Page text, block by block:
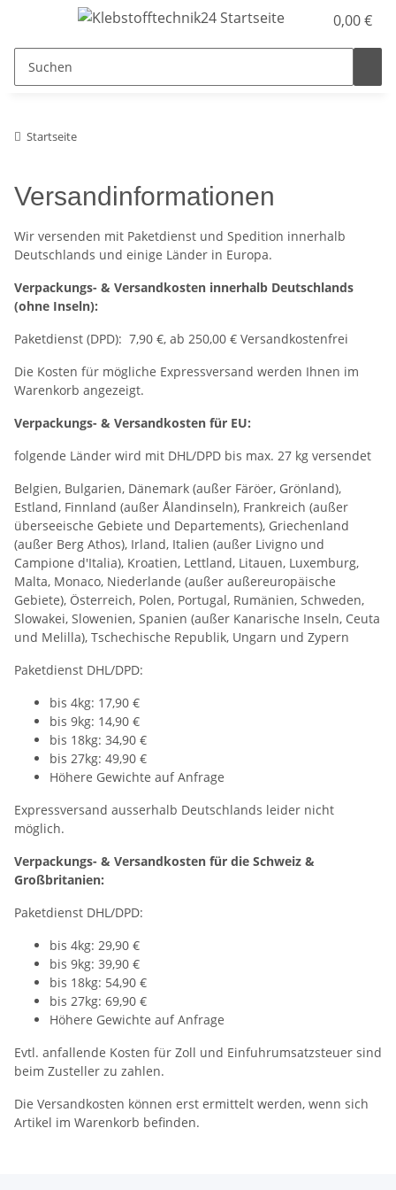
0,00 €
Startseite
Versandinformationen
Wir versenden mit Paketdienst und Spedition innerhalb
Deutschlands und einige Länder in Europa.
Verpackungs- & Versandkosten innerhalb Deutschlands
(ohne Inseln):
Paketdienst (DPD): 7,90 €, ab 250,00 € Versandkostenfrei
Die Kosten für mögliche Expressversand werden Ihnen im
Warenkorb angezeigt.
Verpackungs- & Versandkosten für EU:
folgende Länder wird mit DHL/DPD bis max. 27 kg versendet
Belgien, Bulgarien, Dänemark (außer Färöer, Grönland),
Estland, Finnland (außer Ålandinseln), Frankreich (außer
überseeische Gebiete und Departements), Griechenland
(außer Berg Athos), Irland, Italien (außer Livigno und
Campione d'Italia), Kroatien, Lettland, Litauen, Luxemburg,
Malta, Monaco, Niederlande (außer außereuropäische
Gebiete), Österreich, Polen, Portugal, Rumänien, Schweden,
Slowakei, Slowenien, Spanien (außer Kanarische Inseln, Ceuta
und Melilla), Tschechische Republik, Ungarn und Zypern
Paketdienst DHL/DPD:
bis 4kg: 17,90 €
bis 9kg: 14,90 €
bis 18kg: 34,90 €
bis 27kg: 49,90 €
Höhere Gewichte auf Anfrage
Expressversand ausserhalb Deutschlands leider nicht
möglich.
Verpackungs- & Versandkosten für die Schweiz &
Großbritanien:
Paketdienst DHL/DPD:
bis 4kg: 29,90 €
bis 9kg: 39,90 €
bis 18kg: 54,90 €
bis 27kg: 69,90 €
Höhere Gewichte auf Anfrage
Evtl. anfallende Kosten für Zoll und Einfuhrumsatzsteuer sind
beim Zusteller zu zahlen.
Die Versandkosten können erst ermittelt werden, wenn sich
Artikel im Warenkorb befinden.